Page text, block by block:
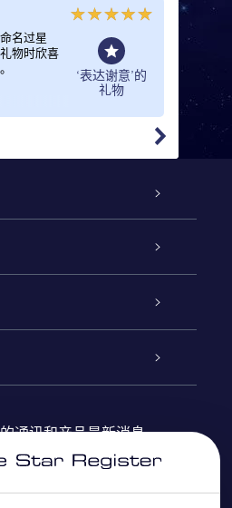
名过星
物时欣喜
‘表达谢意’的
礼物
一份令
精美的
通讯和产品最新消息